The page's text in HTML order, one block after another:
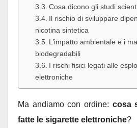
Cosa dicono gli studi
Il rischio di sviluppare
nicotina sintetica
L’impatto ambientale e i
biodegradabili
I rischi fisici legati alle
elettroniche
Ma andiamo con ordine: cosa
fatte le sigarette elettroniche?